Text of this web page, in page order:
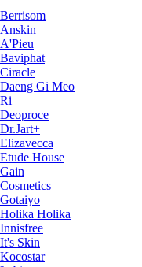
Berrisom
Anskin
A'Pieu
Baviphat
Ciracle
Daeng Gi Meo
Ri
Deoproce
Dr.Jart+
Elizavecca
Etude House
Gain
Cosmetics
Gotaiyo
Holika Holika
Innisfree
It's Skin
Kocostar